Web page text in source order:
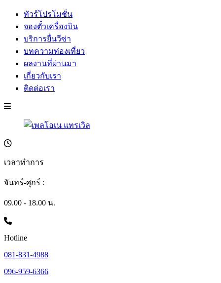
ทัวร์โปรโมชั่น
จองตั๋วเครื่องบิน
บริการยื่นวีซ่า
บทความท่องเที่ยว
ผลงานที่ผ่านมา
เกี่ยวกับเรา
ติดต่อเรา
เวลาทำการ
จันทร์-ศุกร์ :
09.00 - 18.00 น.
Hotline
081-831-4988
096-959-6366